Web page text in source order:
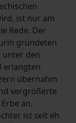
ist nur am
Rede. Der
gründeten
den
erlangten
übernahm
vergrößerte
an.
ist seit eh